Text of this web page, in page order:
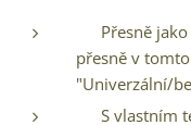
✨ Přesně
přesně v
"Univerzální/
✨ S vlastním